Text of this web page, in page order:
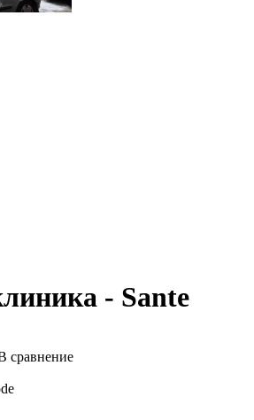
- Sante
сравнение